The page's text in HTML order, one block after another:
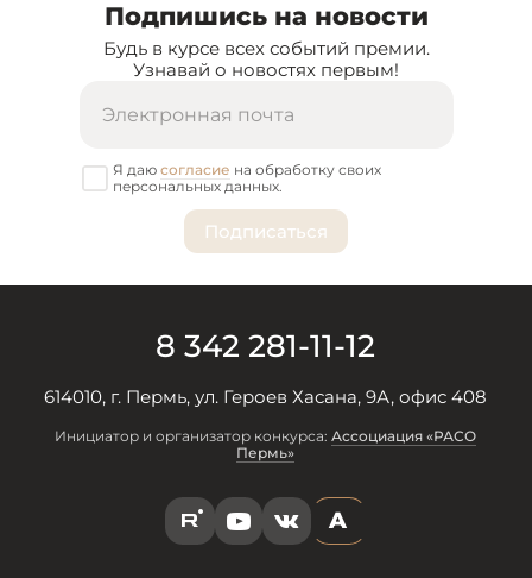
Подпишись на новости
Будь в курсе всех событий премии.
Узнавай о новостях первым!
Я даю согласие на обработку своих
персональных данных.
8 342 281-11-12
614010, г. Пермь, ул. Героев Хасана, 9А, офис 408
Инициатор и организатор конкурса:Ассоциация «РАСО
Пермь»
R Y V A